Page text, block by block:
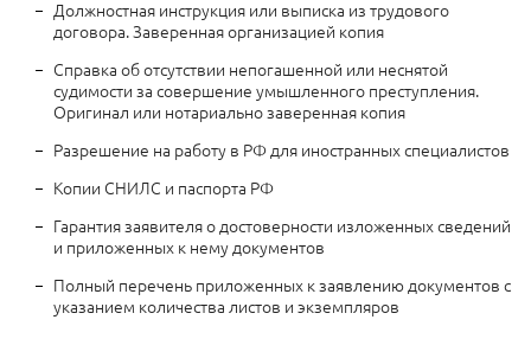
Должностная инструкция или выписка из трудового
договора. Заверенная организацией копия
Справка об отсутствии непогашенной или неснятой
судимости за совершение умышленного преступления.
Оригинал или нотариально заверенная копия
Разрешение на работу в РФ для иностранных специалистов
Копии СНИЛС и паспорта РФ
Гарантия заявителя о достоверности изложенных сведений
и приложенных к нему документов
Полный перечень приложенных к заявлению документов с
указанием количества листов и экземпляров